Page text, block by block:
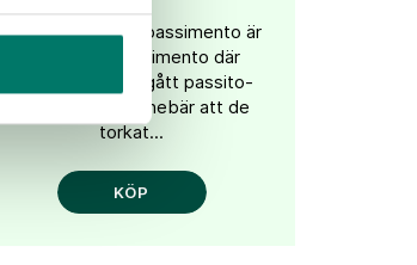
Casa Vinironia Appassimento är
en äkta Appassimento där
druvorna genomgått passito-
metoden som innebär att de
torkat...
KÖP